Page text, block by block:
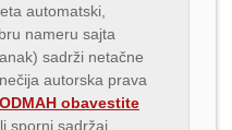
automatski,
nameru sajta
sadrži netačne
autorska prava
ODMAH obavestite
sporni sadržaj.